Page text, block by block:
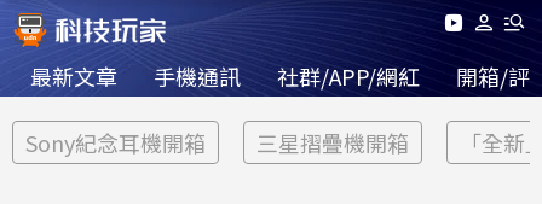
最新文章 手機通訊 社群/APP/網紅 開箱/評
Sony紀念耳機開箱 三星摺疊機開箱 「全新